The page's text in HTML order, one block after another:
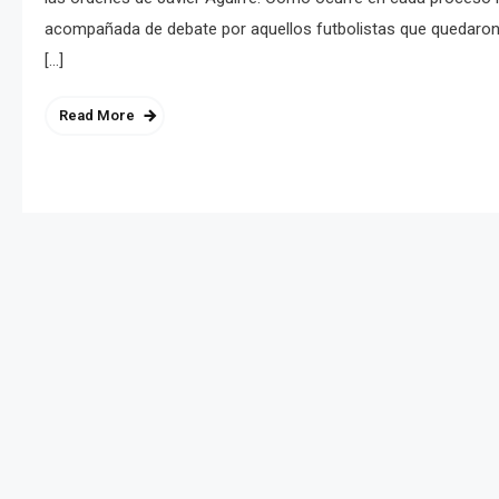
acompañada de debate por aquellos futbolistas que
[…]
Read More